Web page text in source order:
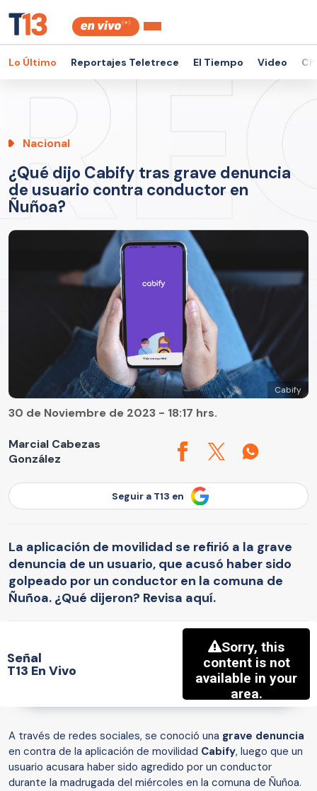
Lo Último Reportajes Teletrece El Tiempo Video
Nacional
¿Qué dijo Cabify tras grave denuncia
de usuario contra conductor en
Ñuñoa?
Cabify
Marcial Cabezas
González
30 de Noviembre de 2023 - 18:17 hrs.
Seguir a T13 en
La aplicación de movilidad se refirió a la grave
denuncia de un usuario, que acusó haber sido
golpeado por un conductor en la comuna de
Ñuñoa. ¿Qué dijeron? Revisa aquí.
Señal
T13 En Vivo
A través de redes sociales, se conoció una grave denuncia
en contra de la aplicación de movilidad Cabify, luego que un
usuario acusara haber sido agredido por un conductor
durante la madrugada del miércoles en la comuna de Ñuñoa.